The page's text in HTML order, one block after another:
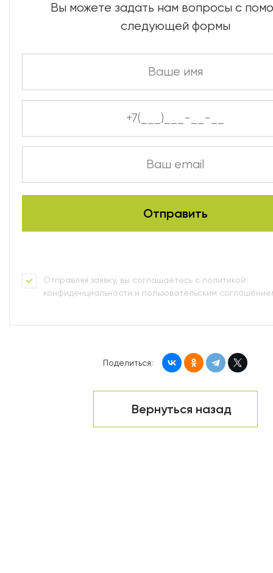
Вы можете задать нам вопросы с
следующей формы
Отправляя заявку, вы соглашаетесь с политикой
конфиденциальности и пользовательским
Вернуться назад
Поделиться: